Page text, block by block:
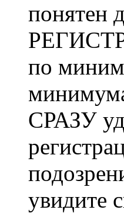
понятен
по
СРАЗУ
увидите